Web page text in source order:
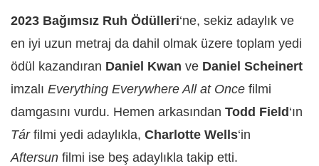
2023 Bağımsız Ruh Ödülleri‘ne, sekiz adaylık ve
en iyi uzun metraj da dahil olmak üzere toplam yedi
ödül kazandıran Daniel Kwan ve Daniel Scheinert
imzalı Everything Everywhere All at Once filmi
damgasını vurdu. Hemen arkasından Todd Field‘ın
Tár filmi yedi adaylıkla, Charlotte Wells‘in
Aftersun filmi ise beş adaylıkla takip etti.